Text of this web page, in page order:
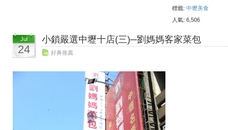
標籤: 中壢美食
人氣: 6,506
Jul
24
小鎖嚴選中壢十店(三)─劉媽媽客家菜包
好鼻推薦